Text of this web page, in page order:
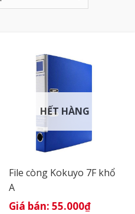
HẾT HÀNG
File còng Kokuyo 7F khổ
A
55.000₫